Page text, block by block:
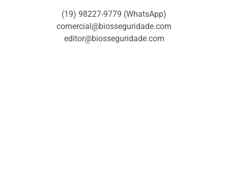
(19) 98227-9779 (WhatsApp)
comercial@biosseguridade.com
editor@biosseguridade.com